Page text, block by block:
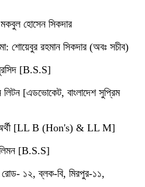
হোসেন সিকদার
শোয়েবুর রহমান সিকদার (অবঃ সচীব)
[B.S.S]
লিটন [এডভোকেট, বাংলাদেশ সুপ্রিম
[LL B (Hon's) & LL M]
[B.S.S]
রোড- ১২, ব্লক-বি, মিরপুর-১১,